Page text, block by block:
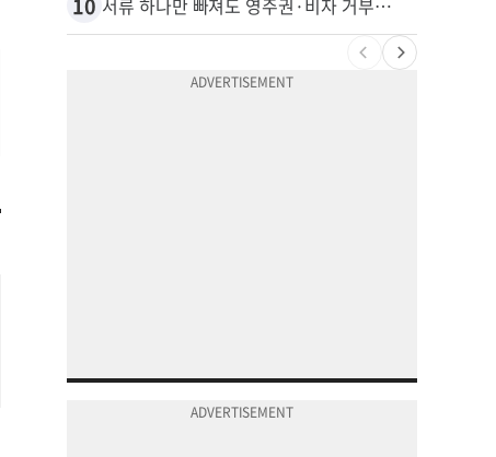
서류 하나만 빠져도 영주권·비자 거부…심사관 재량권 대폭 확대